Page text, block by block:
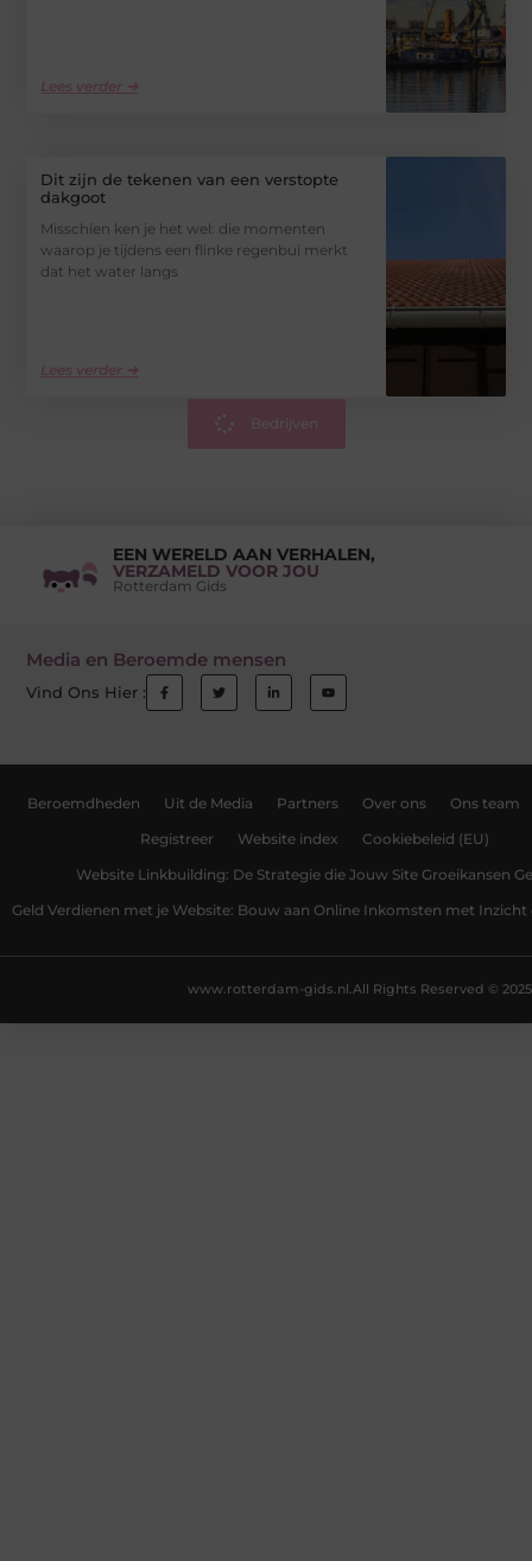
Lees verder ➜
Dit zijn de tekenen van een verstopte
dakgoot
Misschien ken je het wel: die momenten
waarop je tijdens een flinke regenbui merkt
dat het water langs
Lees verder ➜
Bedrijven
EEN WERELD AAN VERHALEN,
VERZAMELD VOOR JOU
Rotterdam Gids
Media en Beroemde mensen
Vind Ons Hier :
Beroemdheden Uit de Media Partners Over ons Ons team
Registreer Website index Cookiebeleid (EU)
Website Linkbuilding: De Strategie die Jouw Site Groeikansen
Geld Verdienen met je Website: Bouw aan Online Inkomsten met Inzicht
All Rights Reserved © 2025
www.rotterdam-gids.nl.